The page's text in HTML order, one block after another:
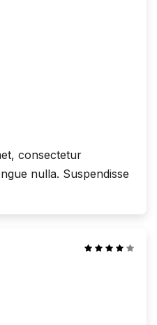
consectetur
nulla. Suspendisse